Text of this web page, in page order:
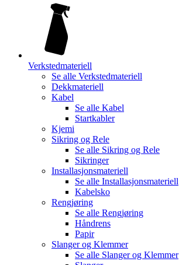
Verkstedmateriell
Se alle Verkstedmateriell
Dekkmateriell
Kabel
Se alle Kabel
Startkabler
Kjemi
Sikring og Rele
Se alle Sikring og Rele
Sikringer
Installasjonsmateriell
Se alle Installasjonsmateriell
Kabelsko
Rengjøring
Se alle Rengjøring
Håndrens
Papir
Slanger og Klemmer
Se alle Slanger og Klemmer